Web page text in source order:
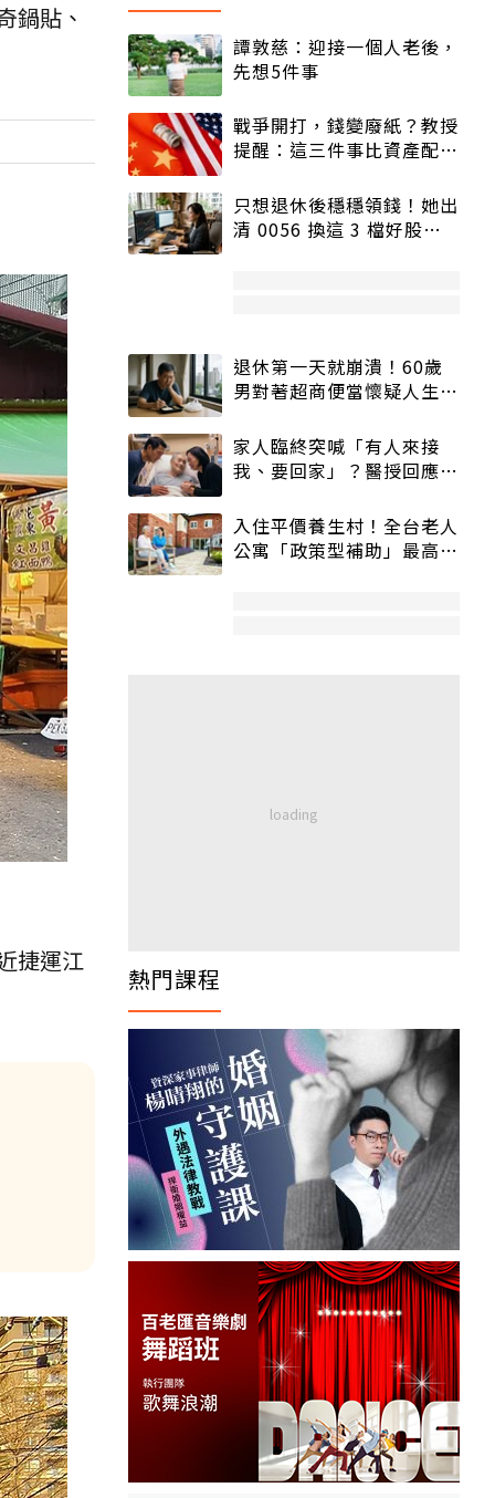
鍋貼、
捷運江
譚敦慈：迎接一個人老後，
先想5件事
戰爭開打，錢變廢紙？教授
提醒：這三件事比資產配置
只想退休後穩穩領錢！她出
清 0056 換這 3 檔好股：
退休第一天就崩潰！60歲
男對著超商便當懷疑人生
家人臨終突喊「有人來接
我、要回家」？醫授回應方
入住平價養生村！全台老人
公寓「政策型補助」最高打
熱門課程